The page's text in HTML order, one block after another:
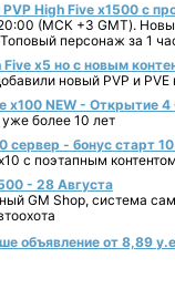
High Five x1500 с
(МСК +3 GMT).
персонаж за 1
x5 но с новым
новый PVP и PVE
х100 NEW - Открытие 4
более 10 лет
сервер - бонус старт
с поэтапным
- 28 Августа
GM Shop, система
объявление от 8,89